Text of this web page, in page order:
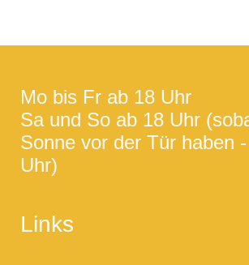
Mo bis Fr ab 18 Uhr
Sa und So ab 18 Uhr
Sonne vor der Tür haben
Uhr)
Links